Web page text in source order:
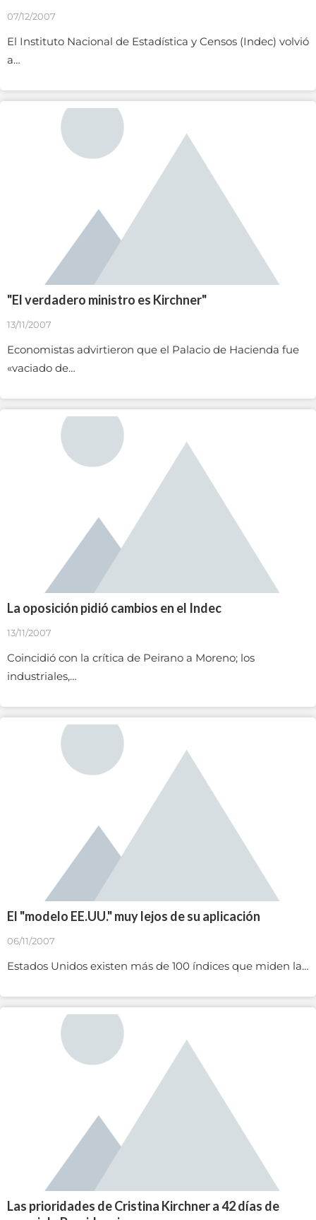
07/12/2007
El Instituto Nacional de Estadística y Censos (Indec) volvió
a…
"El verdadero ministro es Kirchner"
13/11/2007
Economistas advirtieron que el Palacio de Hacienda fue
«vaciado de…
La oposición pidió cambios en el Indec
13/11/2007
Coincidió con la crítica de Peirano a Moreno; los
industriales,…
El "modelo EE.UU." muy lejos de su aplicación
06/11/2007
Estados Unidos existen más de 100 índices que miden la…
Las prioridades de Cristina Kirchner a 42 días de